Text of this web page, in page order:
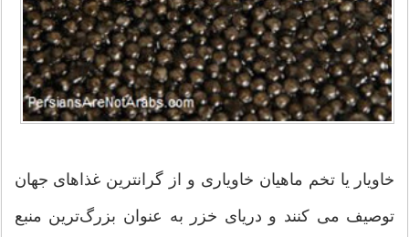
خاویار یا تخم ماهیان خاویاری و از گرانترین غذاهای جهان
توصیف می کنند و دریای خزر به عنوان بزرگ‌ترین منبع